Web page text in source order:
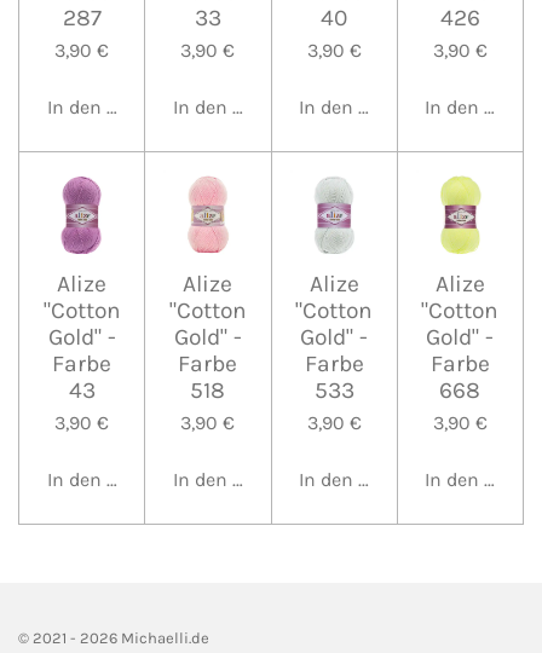
287
3,90 €
In den Warenkorb
33
3,90 €
In den Warenkorb
40
3,90 €
In den Warenkorb
426
3,90 €
In den
Alize
"Cotton
Gold" -
Farbe
43
3,90 €
In den Warenkorb
Alize
"Cotton
Gold" -
Farbe
518
3,90 €
In den Warenkorb
Alize
"Cotton
Gold" -
Farbe
533
3,90 €
In den Warenkorb
Alize
"Cotton
Gold" -
Farbe
668
3,90 €
In den
© 2021 - 2026 Michaelli.de